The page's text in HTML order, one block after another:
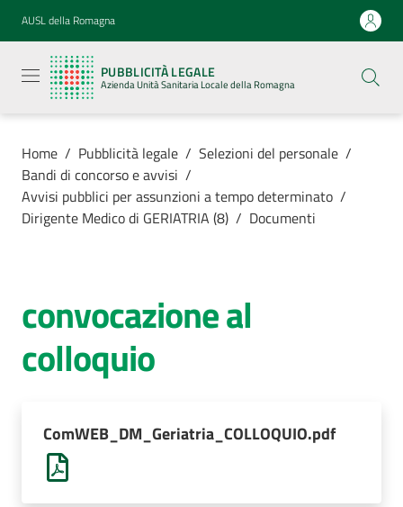
Vai al contenuto
Vai alla navigazione
Vai al footer
AUSL della Romagna
PUBBLICITÀ LEGALE
Azienda Unità Sanitaria Locale della Romagna
legale
Azienda
Unità
Locale della
Luoghi di
cura
AUSL
Comunica
Home / Pubblicità legale / Selezioni del personale /
Bandi di concorso e avvisi /
Avvisi pubblici per assunzioni a tempo determinato /
Dirigente Medico di GERIATRIA (8) / Documenti
convocazione al
colloquio
ComWEB_DM_Geriatria_COLLOQUIO.pdf